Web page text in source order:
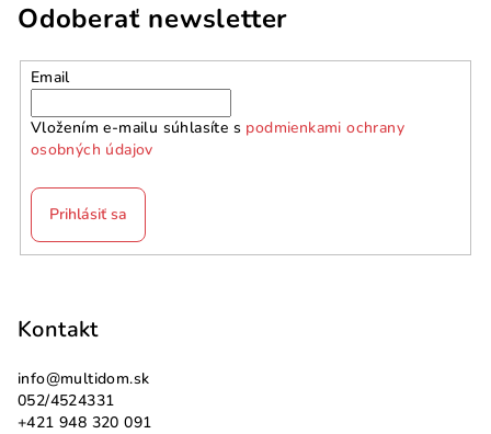
Odoberať newsletter
Email
Vložením e-mailu súhlasíte s podmienkami ochrany
osobných údajov
Prihlásiť sa
Kontakt
info@multidom.sk
052/4524331
+421 948 320 091